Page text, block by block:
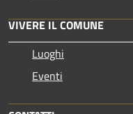
VIVERE IL COMUNE
Luoghi
Eventi